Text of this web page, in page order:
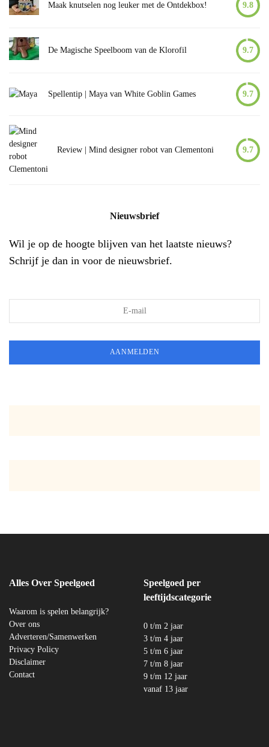
Maak knutselen nog leuker met de Ontdekbox! 9.8
De Magische Speelboom van de Klorofil 9.7
Spellentip | Maya van White Goblin Games 9.7
Review | Mind designer robot van Clementoni 9.7
Nieuwsbrief
Wil je op de hoogte blijven van het laatste nieuws?
Schrijf je dan in voor de nieuwsbrief.
Alles Over Speelgoed
Waarom is spelen belangrijk?
Over ons
Adverteren/Samenwerken
Privacy Policy
Disclaimer
Contact
Speelgoed per
leeftijdscategorie
0 t/m 2 jaar
3 t/m 4 jaar
5 t/m 6 jaar
7 t/m 8 jaar
9 t/m 12 jaar
vanaf 13 jaar